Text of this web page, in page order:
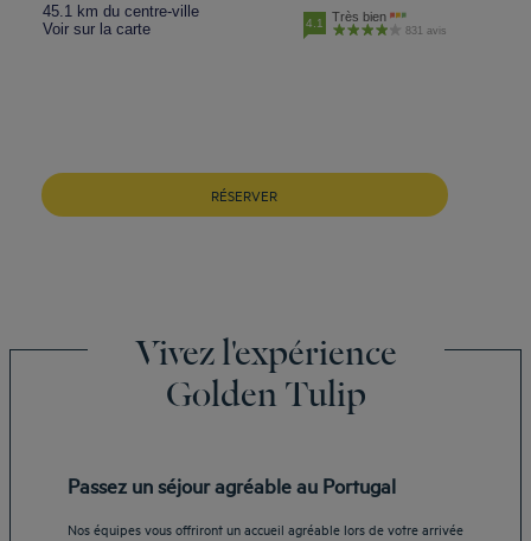
45.1 km du centre-ville
Voir sur la carte
4.1 Très bien
831 avis
RÉSERVER
Vivez l'expérience
Golden Tulip
Passez un séjour agréable au Portugal
Nos équipes vous offriront un accueil agréable lors de votre arrivée